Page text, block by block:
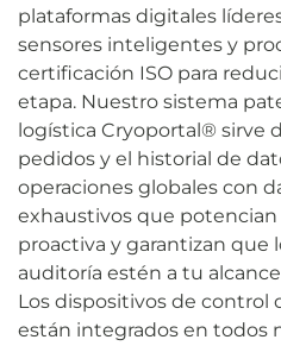
plataformas digitales
sensores inteligentes y
certificación ISO para
etapa. Nuestro sistema
logística Cryoportal® sirve
pedidos y el historial de
operaciones globales con
exhaustivos que
proactiva y garantizan que
auditoría estén a tu
Los dispositivos de
están integrados en todos